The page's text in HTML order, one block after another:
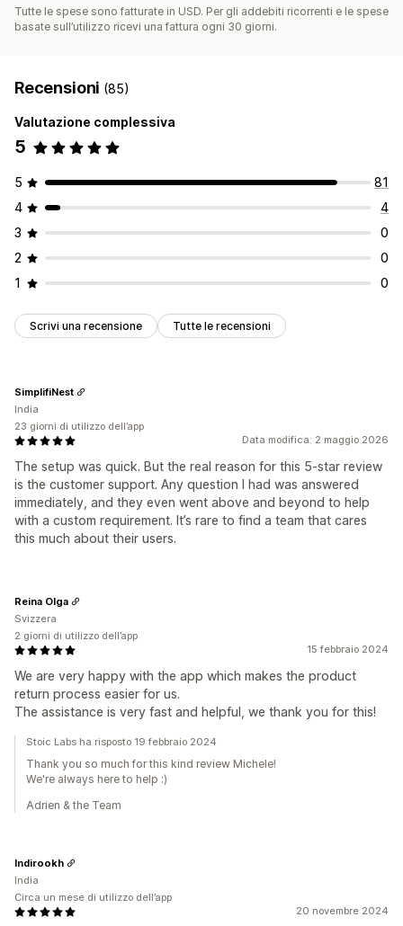
Tutte le spese sono fatturate in USD. Per gli addebiti ricorrenti e le spese
basate sull’utilizzo ricevi una fattura ogni 30 giorni.
Recensioni (85)
Valutazione complessiva
5
5
81
4
4
3
0
2
0
1
0
Scrivi una recensione Tutte le recensioni
Data modifica: 2 maggio 2026
The setup was quick. But the real reason for this 5-star review
is the customer support. Any question I had was answered
immediately, and they even went above and beyond to help
with a custom requirement. It’s rare to find a team that cares
this much about their users.
SimplifiNest
India
23 giorni di utilizzo dell’app
15 febbraio 2024
We are very happy with the app which makes the product
return process easier for us.
The assistance is very fast and helpful, we thank you for this!
Reina Olga
Svizzera
2 giorni di utilizzo dell’app
Stoic Labs ha risposto 19 febbraio 2024
Thank you so much for this kind review Michele!
We're always here to help :)
Adrien & the Team
20 novembre 2024
Indirookh
India
Circa un mese di utilizzo dell’app